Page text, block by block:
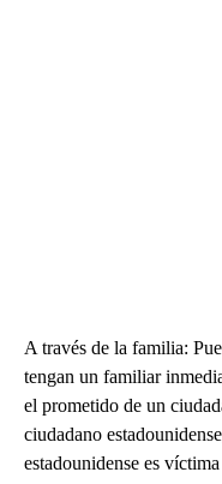
A través de la familia:
tengan un familiar
el prometido de un
ciudadano
estadounidense es